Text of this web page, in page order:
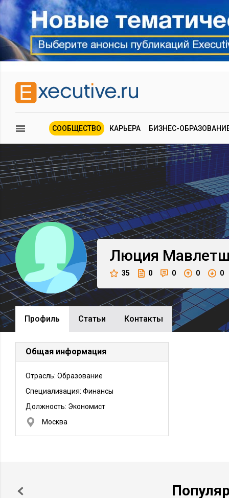
СООБЩЕСТВО КАРЬЕРА БИЗНЕС-
Люция
35 0 0 0 0
Профиль Cтатьи Контакты
Общая информация
Отрасль: Образование
Специализация: Финансы
Должность: Экономист
Москва